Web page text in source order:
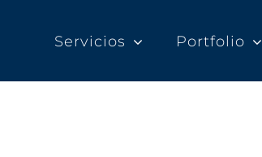
Servicios Portfolio